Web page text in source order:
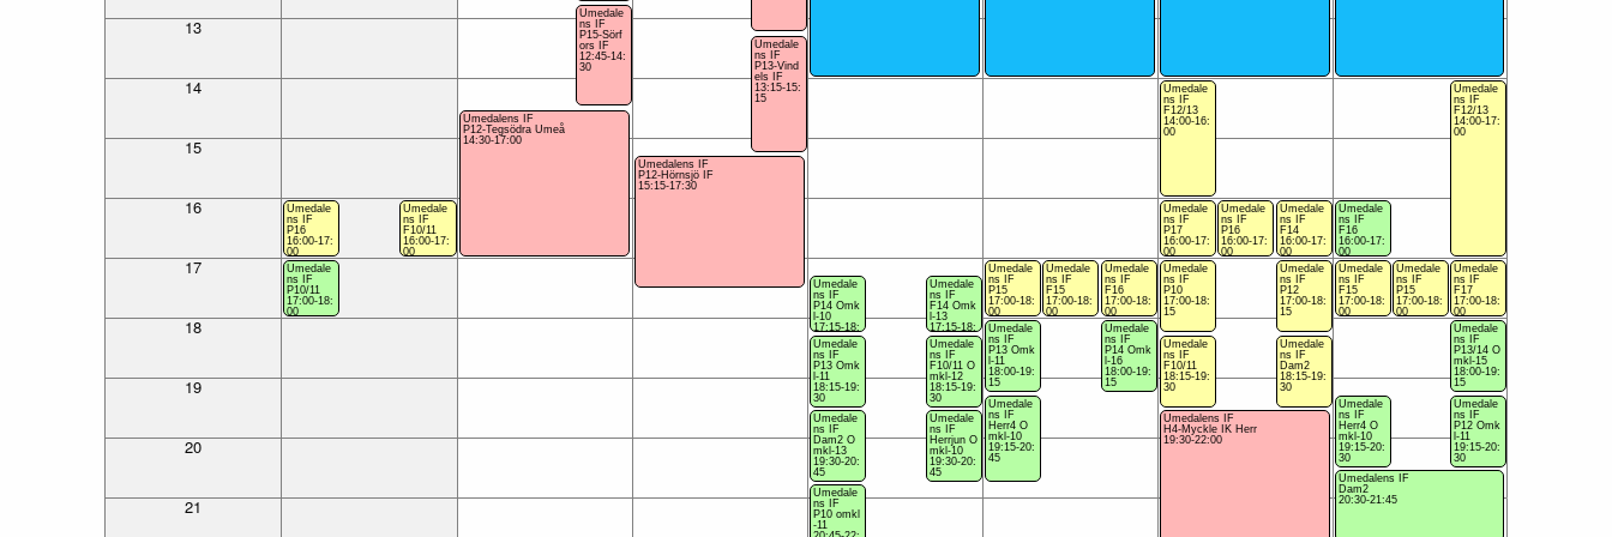
Umedale
ns IF
P15-Sörf
ors IF
12:45-14:
30
13
Umedale
ns IF
P13-Vind
els IF
13:15-15:
15
14
Umedalens IF
P12-Tegsödra Umeå
14:30-17:00
Umedale
ns IF
F12/13
14:00-16:
00
Umedale
ns IF
F12/13
14:00-17:
00
15
Umedalens IF
P12-Hörnsjö IF
15:15-17:30
16
Umedale
ns IF
P16
16:00-17:
00
Umedale
ns IF
F10/11
16:00-17:
00
Umedale
ns IF
P17
16:00-17:
00
Umedale
ns IF
P16
16:00-17:
00
Umedale
ns IF
F14
16:00-17:
00
Umedale
ns IF
F16
16:00-17:
00
17
Umedale
ns IF
P10/11
17:00-18:
00
Umedale
ns IF
P14 Omk
l-10
17:15-18:
15
Umedale
ns IF
F14 Omk
l-13
17:15-18:
15
Umedale
ns IF
P15
17:00-18:
00
Umedale
ns IF
F15
17:00-18:
00
Umedale
ns IF
F16
17:00-18:
00
Umedale
ns IF
P10
17:00-18:
15
Umedale
ns IF
P12
17:00-18:
15
Umedale
ns IF
F15
17:00-18:
00
Umedale
ns IF
P15
17:00-18:
00
Umedale
ns IF
F17
17:00-18:
00
18
Umedale
ns IF
P13 Omk
l-11
18:15-19:
30
Umedale
ns IF
F10/11 O
mkl-12
18:15-19:
30
Umedale
ns IF
P13 Omk
l-11
18:00-19:
15
Umedale
ns IF
P14 Omk
l-16
18:00-19:
15
Umedale
ns IF
F10/11
18:15-19:
30
Umedale
ns IF
Dam2
18:15-19:
30
Umedale
ns IF
P13/14 O
mkl-15
18:00-19:
15
19
Umedale
ns IF
Dam2 O
mkl-13
19:30-20:
45
Umedale
ns IF
Herrjun O
mkl-10
19:30-20:
45
Umedale
ns IF
Herr4 O
mkl-10
19:15-20:
45
Umedalens IF
H4-Myckle IK Herr
19:30-22:00
Umedale
ns IF
Herr4 O
mkl-10
19:15-20:
30
Umedale
ns IF
P12 Omk
l-11
19:15-20:
30
20
Umedale
ns IF
P10 omkl
-11
Umedalens IF
Dam2
20:30-21:45
21